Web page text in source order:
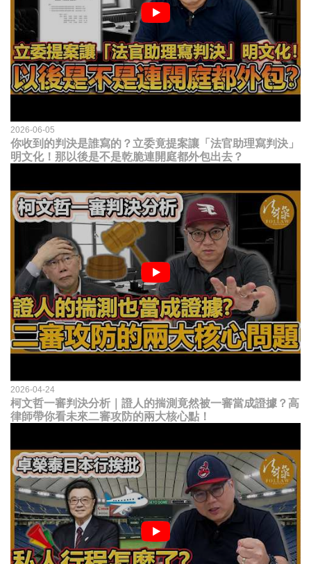
2026-06-05
你收到的判決是誰寫的？立委竟提案讓「法官助理寫判決」
明文化！那以後是不是乾脆連開庭都外包出去？
2026-04-24
柯文哲一審判決分析｜證人的揣測竟然被一審當成證據？高
律師帶你看未來二審攻防的兩大核心點！